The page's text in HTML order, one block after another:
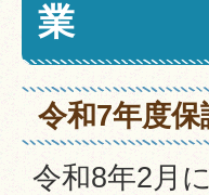
業
令和7年度
令和8年2月